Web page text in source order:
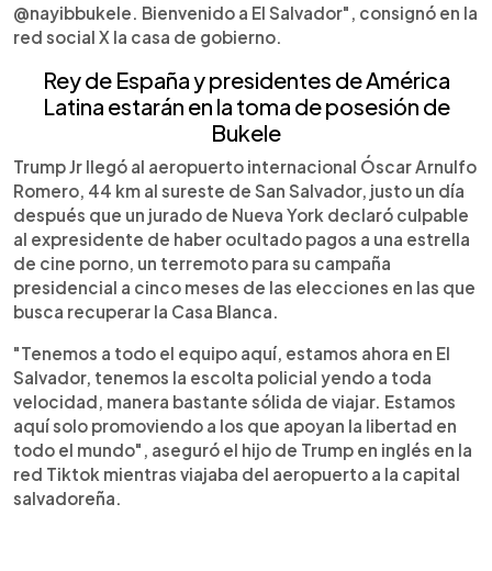
@nayibbukele. Bienvenido a El Salvador", consignó en la
red social X la casa de gobierno.
Rey de España y presidentes deAmérica
Latina estarán en la toma de posesión de
Bukele
Trump Jr llegó al aeropuerto internacional Óscar Arnulfo
Romero, 44 km al sureste de San Salvador, justo un día
después que un jurado de Nueva York declaró culpable
al expresidente de haber ocultado pagos a una estrella
de cine porno, un terremoto para su campaña
presidencial a cinco meses de las elecciones en las que
busca recuperar la Casa Blanca.
"Tenemos a todo el equipo aquí, estamos ahora en El
Salvador, tenemos la escolta policial yendo a toda
velocidad, manera bastante sólida de viajar. Estamos
aquí solo promoviendo a los que apoyan la libertad en
todo el mundo", aseguró el hijo de Trump en inglés en la
red Tiktok mientras viajaba del aeropuerto a la capital
salvadoreña.